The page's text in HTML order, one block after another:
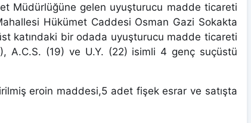
Müdürlüğüne gelen uyuşturucu madde ticareti
Hükümet Caddesi Osman Gazi Sokakta
katındaki bir odada uyuşturucu madde ticareti
A.C.S. (19) ve U.Y. (22) isimli 4 genç suçüstü
eroin maddesi,5 adet fişek esrar ve satışta